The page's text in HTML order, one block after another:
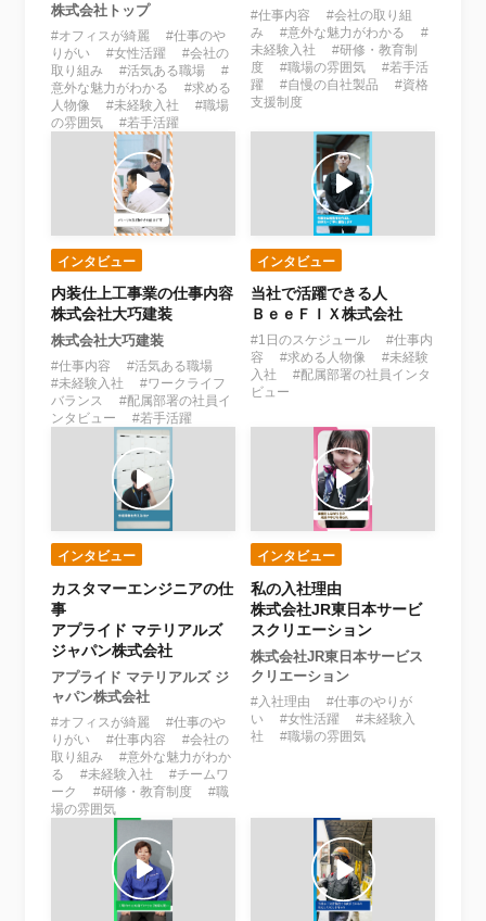
株式会社トップ
#オフィスが綺麗 #仕事のや
りがい #女性活躍 #会社の
取り組み #活気ある職場 #
意外な魅力がわかる #求める
人物像 #未経験入社 #職場
の雰囲気 #若手活躍
#仕事内容 #会社の取り組
み #意外な魅力がわかる #
未経験入社 #研修・教育制
度 #職場の雰囲気 #若手活
躍 #自慢の自社製品 #資格
支援制度
インタビュー
内装仕上工事業の仕事内容
株式会社大巧建装
株式会社大巧建装
#仕事内容 #活気ある職場
#未経験入社 #ワークライフ
バランス #配属部署の社員イ
ンタビュー #若手活躍
インタビュー
当社で活躍できる人
ＢｅｅＦＩＸ株式会社
#1日のスケジュール #仕事内
容 #求める人物像 #未経験
入社 #配属部署の社員インタ
ビュー
インタビュー
カスタマーエンジニアの仕
事
アプライド マテリアルズ
ジャパン株式会社
アプライド マテリアルズ ジ
ャパン株式会社
#オフィスが綺麗 #仕事のや
りがい #仕事内容 #会社の
取り組み #意外な魅力がわか
る #未経験入社 #チームワ
ーク #研修・教育制度 #職
場の雰囲気
インタビュー
私の入社理由
株式会社JR東日本サービ
スクリエーション
株式会社JR東日本サービス
クリエーション
#入社理由 #仕事のやりが
い #女性活躍 #未経験入
社 #職場の雰囲気